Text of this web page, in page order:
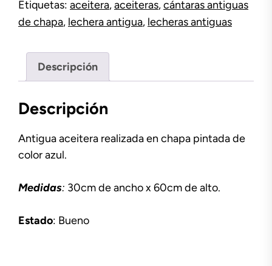
Etiquetas: aceitera,aceiteras,cántaras antiguas
de chapa, lechera antigua, lecheras antiguas
Descripción
Descripción
Antigua aceitera realizada en chapa pintada de
color azul.
Medidas: 30cm de ancho x 60cm de alto.
Estado: Bueno